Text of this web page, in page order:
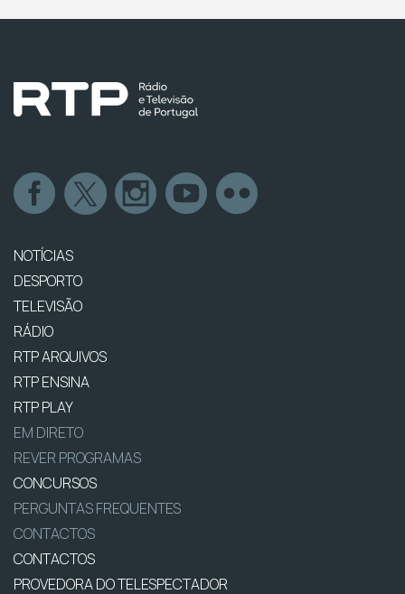
NOTÍCIAS
DESPORTO
TELEVISÃO
RÁDIO
RTP ARQUIVOS
RTP ENSINA
RTP PLAY
EM DIRETO
REVER PROGRAMAS
CONCURSOS
PERGUNTAS FREQUENTES
CONTACTOS
CONTACTOS
PROVEDORA DO TELESPECTADOR